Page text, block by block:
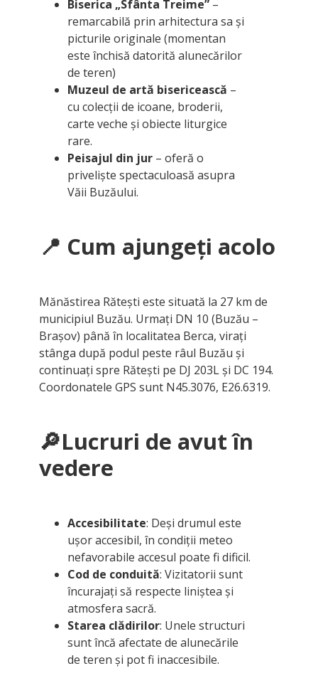
Biserica „Sfânta Treime” –
remarcabilă prin arhitectura sa și
picturile originale (momentan
este închisă datorită alunecărilor
de teren)
Muzeul de artă bisericească –
cu colecții de icoane, broderii,
carte veche și obiecte liturgice
rare.
Peisajul din jur – oferă o
priveliște spectaculoasă asupra
Văii Buzăului.
📍 Cum ajungeți acolo
Mănăstirea Rătești este situată la 27 km de
municipiul Buzău. Urmați DN 10 (Buzău –
Brașov) până în localitatea Berca, virați
stânga după podul peste râul Buzău și
continuați spre Rătești pe DJ 203L și DC 194.
Coordonatele GPS sunt N45.3076, E26.6319.
🔎Lucruri de avut în
vedere
Accesibilitate: Deși drumul este
ușor accesibil, în condiții meteo
nefavorabile accesul poate fi dificil.
Cod de conduită: Vizitatorii sunt
încurajați să respecte liniștea și
atmosfera sacră.
Starea clădirilor: Unele structuri
sunt încă afectate de alunecările
de teren și pot fi inaccesibile.